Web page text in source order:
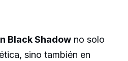
Black Shadow no solo
sino también en